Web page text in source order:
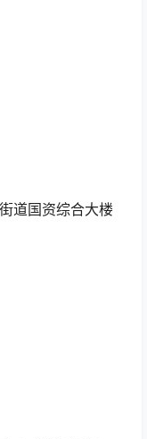
道国资综合大楼